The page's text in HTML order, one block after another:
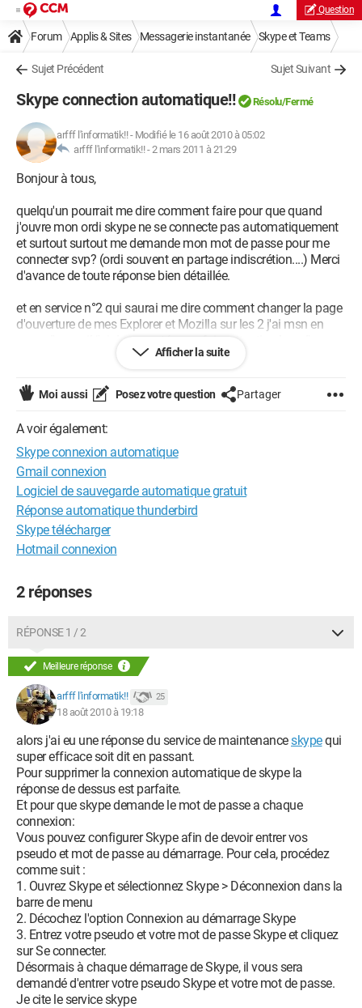
Question
Forum Applis & Sites Messagerie instantanée Skype et Teams
Sujet Précédent Sujet Suivant
Skype connection automatique!! Résolu/Fermé
arfff l'informatik!!- Modifié le 16 août 2010 à 05:02
arfff l'informatik!! -2 mars 2011 à 21:29
Bonjour à tous,
quelqu'un pourrait me dire comment faire pour que quand
j'ouvre mon ordi skype ne se connecte pas automatiquement
et surtout surtout me demande mon mot de passe pour me
connecter svp? (ordi souvent en partage indiscrétion....) Merci
d'avance de toute réponse bien détaillée.
et en service n°2 qui saurai me dire comment changer la page
d'ouverture de mes Explorer et Mozilla sur les 2 j'ai msn en
page d'accueil j'ai du accepté sans faire attention lors d'un
plantage de msn et je sais plus comment m'en débarrasser,
Merci Merci
Afficher la suite
Moi aussi Posez votre question Partager
A voir également:
Skype connexion automatique
Gmail connexion
Logiciel de sauvegarde automatique gratuit
Réponse automatique thunderbird
Skype télécharger
Hotmail connexion
2 réponses
RÉPONSE 1 / 2
Meilleure réponse
arfff l'informatik!! 25
18 août 2010 à 19:18
alors j'ai eu une réponse du service de maintenanceskypequi
super efficace soit dit en passant.
Pour supprimer la connexion automatique de skype la
réponse de dessus est parfaite.
Et pour que skype demande le mot de passe a chaque
connexion:
Vous pouvez configurer Skype afin de devoir entrer vos
pseudo et mot de passe au démarrage. Pour cela, procédez
comme suit :
1. Ouvrez Skype et sélectionnez Skype > Déconnexion dans la
barre de menu
2. Décochez l'option Connexion au démarrage Skype
3. Entrez votre pseudo et votre mot de passe Skype et cliquez
sur Se connecter.
Désormais à chaque démarrage de Skype, il vous sera
demandé d'entrer votre pseudo Skype et votre mot de passe.
Je cite le service skype